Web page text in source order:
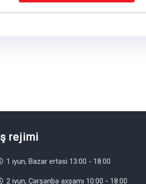
İş rejimi
1 iyun, Bazar ertəsi 13:00 - 18:00
2 iyun, Çərşənbə axşamı 10:00 - 18:00